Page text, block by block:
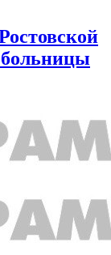
больницы